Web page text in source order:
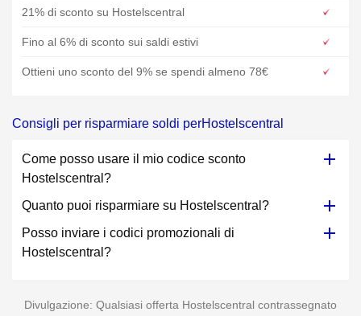
21% di sconto su Hostelscentral
Fino al 6% di sconto sui saldi estivi
Ottieni uno sconto del 9% se spendi almeno 78€
Consigli per risparmiare soldi perHostelscentral
Come posso usare il mio codice sconto
Hostelscentral?
Quanto puoi risparmiare su Hostelscentral?
Posso inviare i codici promozionali di
Hostelscentral?
Divulgazione: Qualsiasi offerta Hostelscentral contrassegnato